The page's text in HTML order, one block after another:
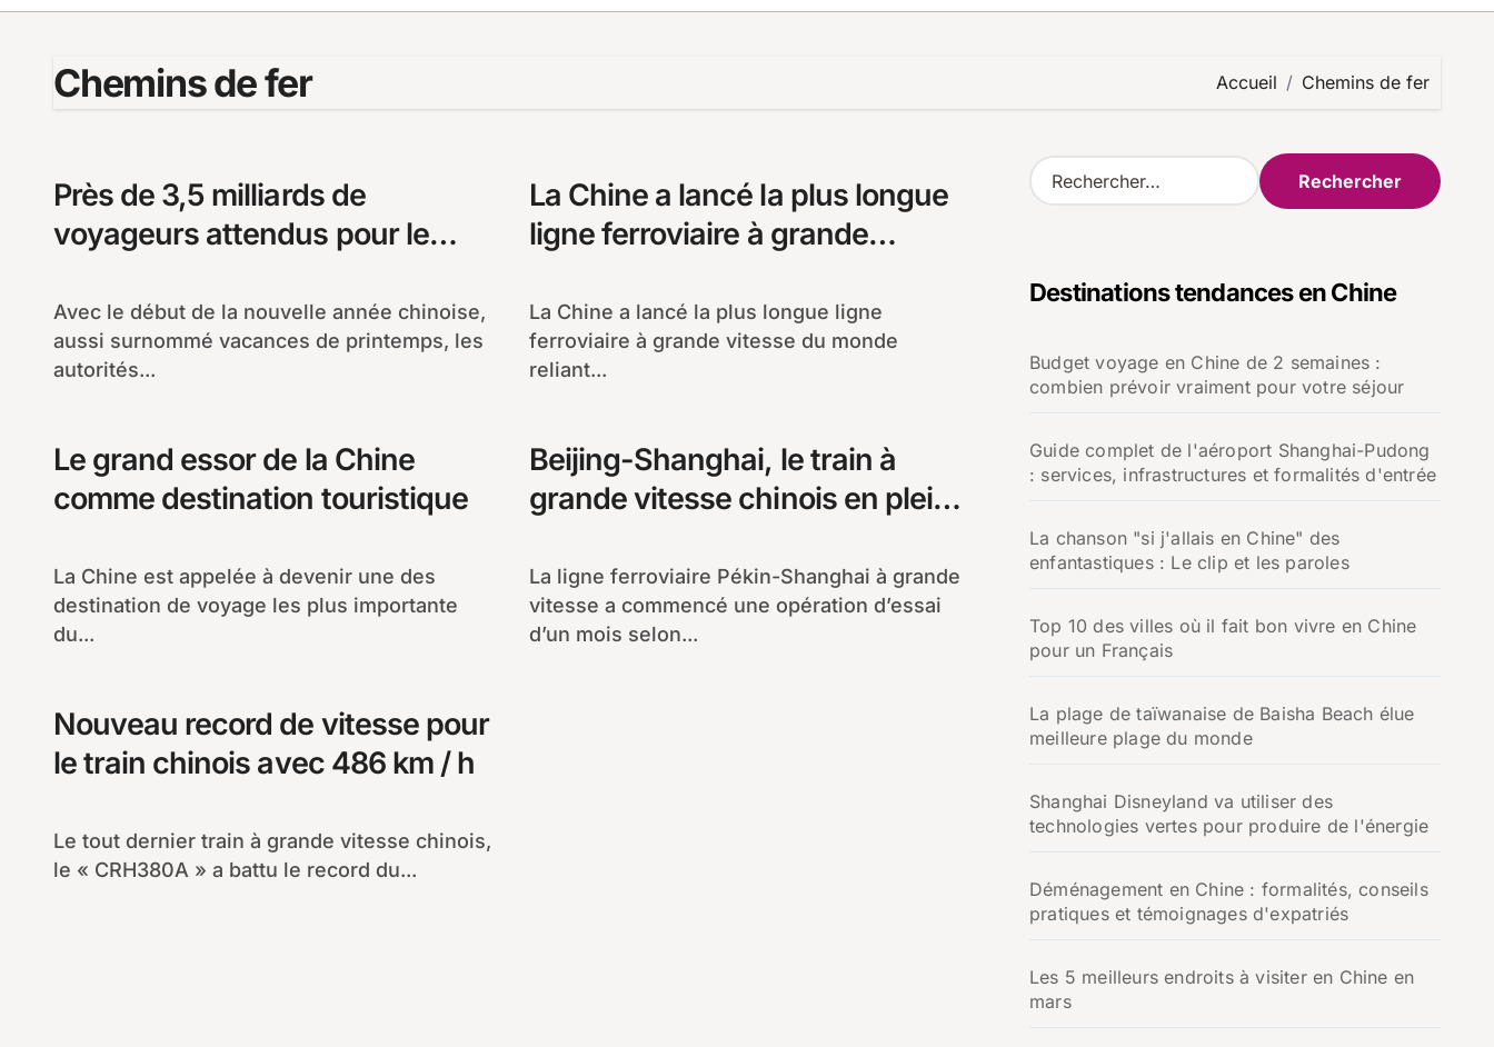
Chemins de fer Accueil Chemins de fer
Près de 3,5 milliards de
voyageurs attendus pour le
Avec le début de la nouvelle année chinoise,
aussi surnommé vacances de printemps, les
autorités...
La Chine a lancé la plus longue
ligne ferroviaire à grande
La Chine a lancé la plus longue ligne
ferroviaire à grande vitesse du monde
reliant...
Le grand essor de la Chine
comme destination touristique
La Chine est appelée à devenir une des
destination de voyage les plus importante
du...
Beijing-Shanghai, le train à
grande vitesse chinois en plein
La ligne ferroviaire Pékin-Shanghai à grande
vitesse a commencé une opération d’essai
d’un mois selon...
Nouveau record de vitesse pour
le train chinois avec 486 km / h
Le tout dernier train à grande vitesse chinois,
le « CRH380A » a battu le record du...
R
e
r
e
r
Destinations tendances en Chine
Budget voyage en Chine de 2 semaines :
combien prévoir vraiment pour votre séjour
Guide complet de l'aéroport Shanghai-Pudong
: services, infrastructures et formalités d'entrée
La chanson "si j'allais en Chine" des
enfantastiques : Le clip et les paroles
Top 10 des villes où il fait bon vivre en Chine
pour un Français
La plage de taïwanaise de Baisha Beach élue
meilleure plage du monde
Shanghai Disneyland va utiliser des
technologies vertes pour produire de l'énergie
Déménagement en Chine : formalités, conseils
pratiques et témoignages d'expatriés
Les 5 meilleurs endroits à visiter en Chine en
mars